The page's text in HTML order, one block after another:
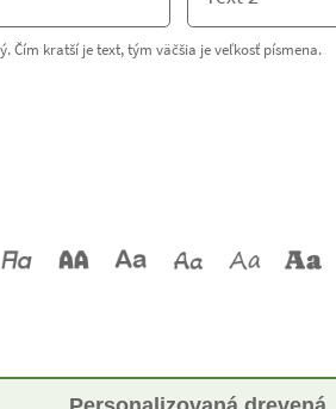
Čím kratší je text, tým väčšia je veľkosť písmena.